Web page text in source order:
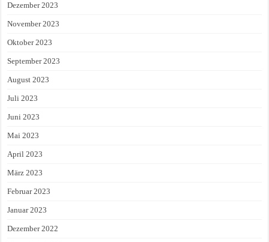
Dezember 2023
November 2023
Oktober 2023
September 2023
August 2023
Juli 2023
Juni 2023
Mai 2023
April 2023
März 2023
Februar 2023
Januar 2023
Dezember 2022